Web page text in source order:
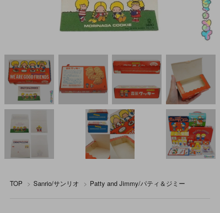
TOP > Sanrio/サンリオ > Patty and Jimmy/パティ＆ジミー